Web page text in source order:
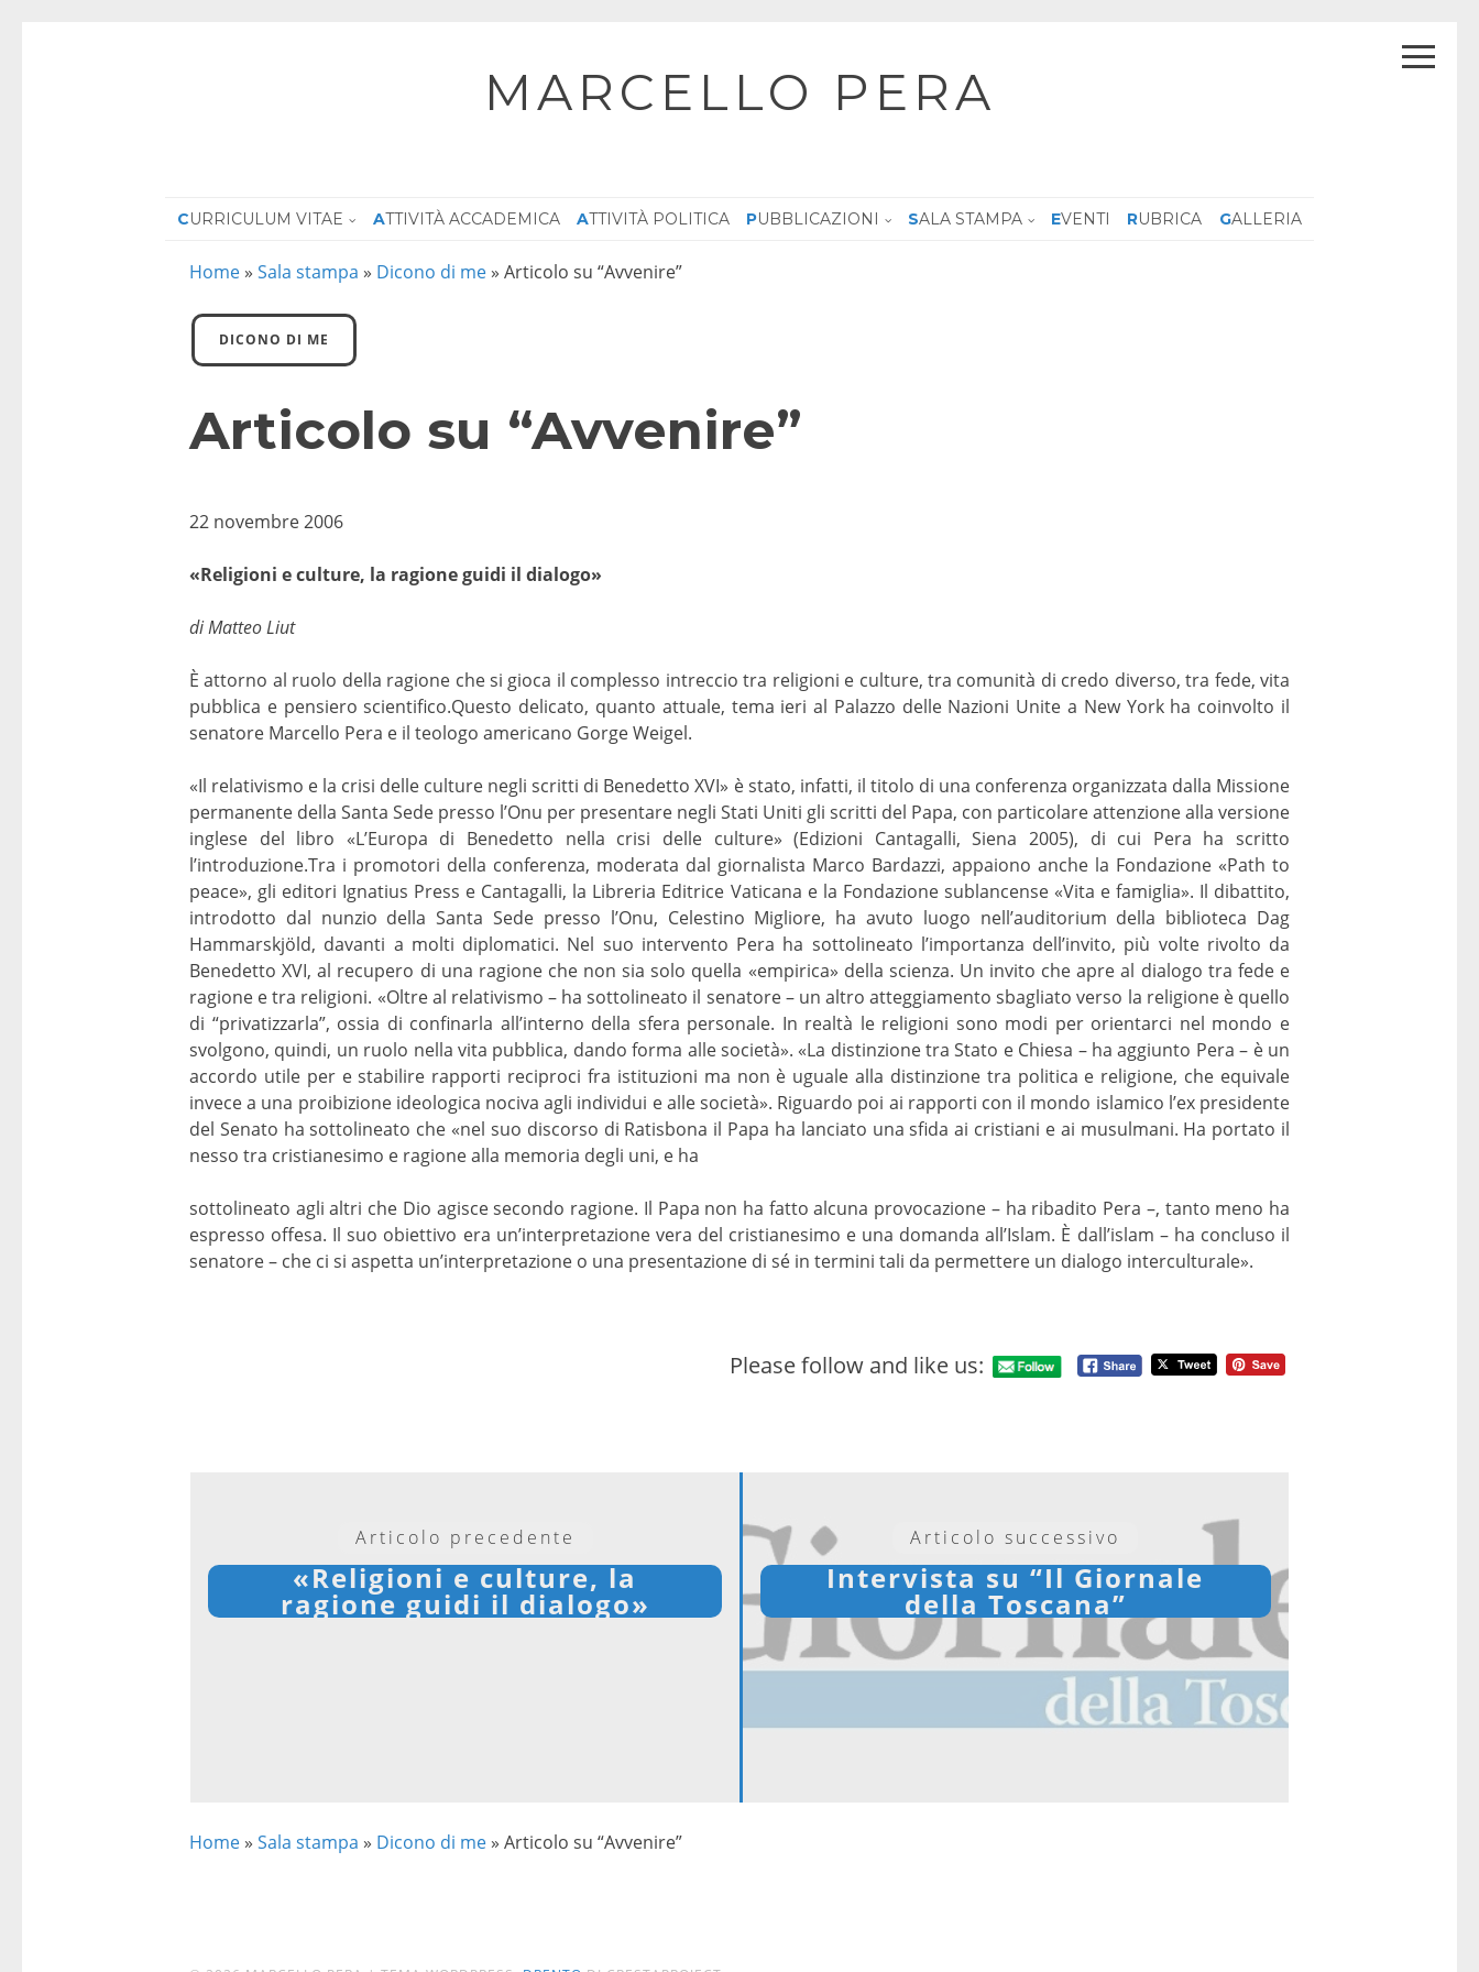
MARCELLO PERA
CURRICULUM VITAE ATTIVITÀ ACCADEMICA ATTIVITÀ POLITICA PUBBLICAZIONI SALA STAMPA EVENTI RUBRICA GALLERIA
Home » Sala stampa » Dicono di me » Articolo su “Avvenire”
DICONO DI ME
Articolo su “Avvenire”
22 novembre 2006
«Religioni e culture, la ragione guidi il dialogo»
di Matteo Liut
È attorno al ruolo della ragione che si gioca il complesso intreccio tra religioni e culture, tra comunità di credo diverso, tra fede, vita
pubblica e pensiero scientifico.Questo delicato, quanto attuale, tema ieri al Palazzo delle Nazioni Unite a New York ha coinvolto il
senatore Marcello Pera e il teologo americano Gorge Weigel.
«Il relativismo e la crisi delle culture negli scritti di Benedetto XVI» è stato, infatti, il titolo di una conferenza organizzata dalla Missione
permanente della Santa Sede presso l’Onu per presentare negli Stati Uniti gli scritti del Papa, con particolare attenzione alla versione
inglese del libro «L’Europa di Benedetto nella crisi delle culture» (Edizioni Cantagalli, Siena 2005), di cui Pera ha scritto
l’introduzione.Tra i promotori della conferenza, moderata dal giornalista Marco Bardazzi, appaiono anche la Fondazione «Path to
peace», gli editori Ignatius Press e Cantagalli, la Libreria Editrice Vaticana e la Fondazione sublancense «Vita e famiglia». Il dibattito,
introdotto dal nunzio della Santa Sede presso l’Onu, Celestino Migliore, ha avuto luogo nell’auditorium della biblioteca Dag
Hammarskjöld, davanti a molti diplomatici. Nel suo intervento Pera ha sottolineato l’importanza dell’invito, più volte rivolto da
Benedetto XVI, al recupero di una ragione che non sia solo quella «empirica» della scienza. Un invito che apre al dialogo tra fede e
ragione e tra religioni. «Oltre al relativismo – ha sottolineato il senatore – un altro atteggiamento sbagliato verso la religione è quello
di “privatizzarla”, ossia di confinarla all’interno della sfera personale. In realtà le religioni sono modi per orientarci nel mondo e
svolgono, quindi, un ruolo nella vita pubblica, dando forma alle società». «La distinzione tra Stato e Chiesa – ha aggiunto Pera – è un
accordo utile per e stabilire rapporti reciproci fra istituzioni ma non è uguale alla distinzione tra politica e religione, che equivale
invece a una proibizione ideologica nociva agli individui e alle società». Riguardo poi ai rapporti con il mondo islamico l’ex presidente
del Senato ha sottolineato che «nel suo discorso di Ratisbona il Papa ha lanciato una sfida ai cristiani e ai musulmani. Ha portato il
nesso tra cristianesimo e ragione alla memoria degli uni, e ha
sottolineato agli altri che Dio agisce secondo ragione. Il Papa non ha fatto alcuna provocazione – ha ribadito Pera –, tanto meno ha
espresso offesa. Il suo obiettivo era un’interpretazione vera del cristianesimo e una domanda all’Islam. È dall’islam – ha concluso il
senatore – che ci si aspetta un’interpretazione o una presentazione di sé in termini tali da permettere un dialogo interculturale».
Please follow and like us:
Articolo precedente
«Religioni e culture, la
ragione guidi il dialogo»
Articolo successivo
Intervista su “Il Giornale
della Toscana”
Home » Sala stampa » Dicono di me » Articolo su “Avvenire”